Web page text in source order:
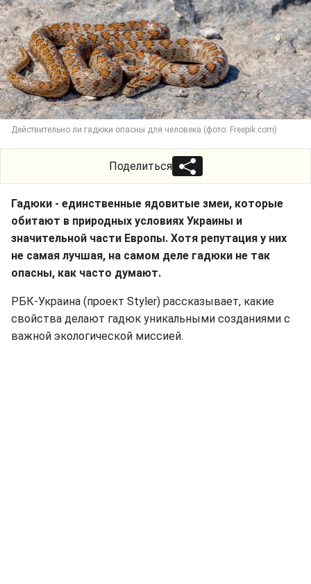
Действительно ли гадюки опасны для человека (фото: Freepik.com)
Поделиться
Гадюки - единственные ядовитые змеи, которые
обитают в природных условиях Украины и
значительной части Европы. Хотя репутация у них
не самая лучшая, на самом деле гадюки не так
опасны, как часто думают.
РБК-Украина (проект Styler) рассказывает, какие
свойства делают гадюк уникальными созданиями с
важной экологической миссией.